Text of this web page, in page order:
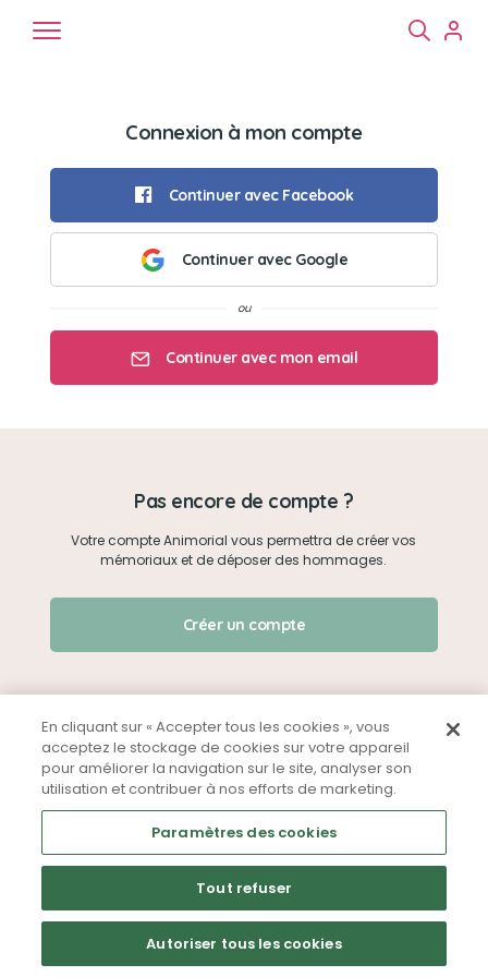
Chats
Créer un mémorial
Qui sommes-nous ?
Nous contacter
Partager sur Facebook
Connexion à mon compte
Continuer avec Facebook
Continuer avec Google
Continuer avec mon email
Je me connecte
Pas encore de compte ?
Votre compte Animorial vous permettra de créer vos
mémoriaux et de déposer des hommages.
Créer un compte
Mentions légales CGU Politique de confidentialité
En cliquant sur « Accepter tous les cookies », vous
acceptez le stockage de cookies sur votre appareil
pour améliorer la navigation sur le site, analyser son
utilisation et contribuer à nos efforts de marketing.
Paramètres des cookies
Tout refuser
Autoriser tous les cookies